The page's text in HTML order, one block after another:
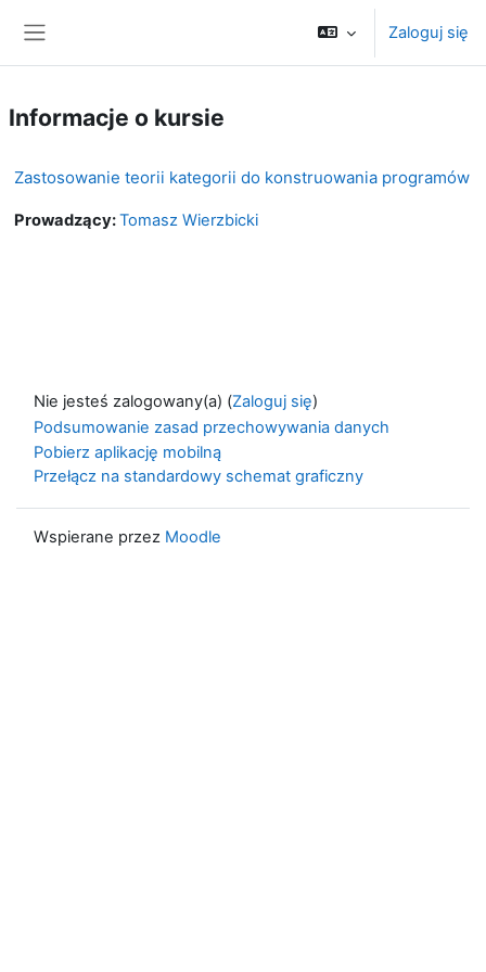
Zaloguj się
Informacje o kursie
Zastosowanie teorii kategorii do konstruowania programów
Prowadzący:Tomasz Wierzbicki
Nie jesteś zalogowany(a) (Zaloguj się)
Podsumowanie zasad przechowywania danych
Pobierz aplikację mobilną
Przełącz na standardowy schemat graficzny
Wspierane przez Moodle